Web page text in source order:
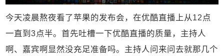
今天凌晨熬夜看了苹果的发布会，在优酷直播上从12点
一直到3点半。首先吐槽一下优酷直播的质量，主持人
啊、嘉宾啊显然没充足准备吗。主持人问来问去就那几个